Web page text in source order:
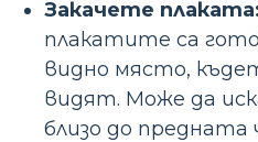
Закачете
плакатите са
видно място,
видят. Може да
близо до